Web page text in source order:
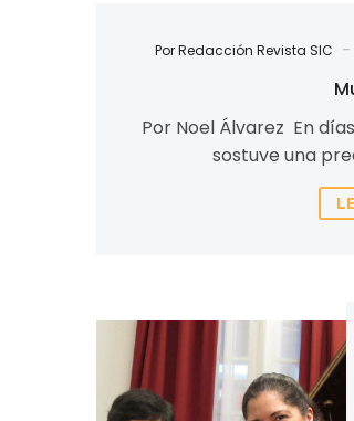
Por Redacción Revista SIC -
Por Noel Álvarez En
sostuve una
conversación
empresario, oriundo
pianista
de